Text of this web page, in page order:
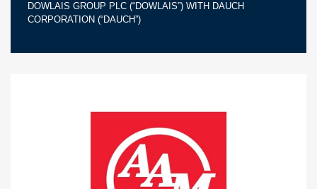
DOWLAIS GROUP PLC (“DOWLAIS”) WITH DAUCH
CORPORATION (“DAUCH”)